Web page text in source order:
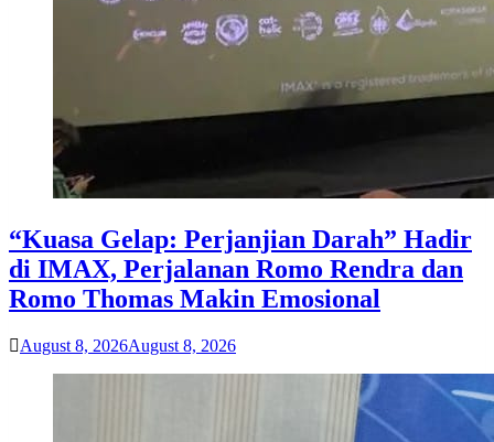
“Kuasa Gelap: Perjanjian Darah” Hadir
di IMAX, Perjalanan Romo Rendra dan
Romo Thomas Makin Emosional
August 8, 2026August 8, 2026